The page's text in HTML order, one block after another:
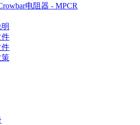
电阻器 - MPCR
件
件
策